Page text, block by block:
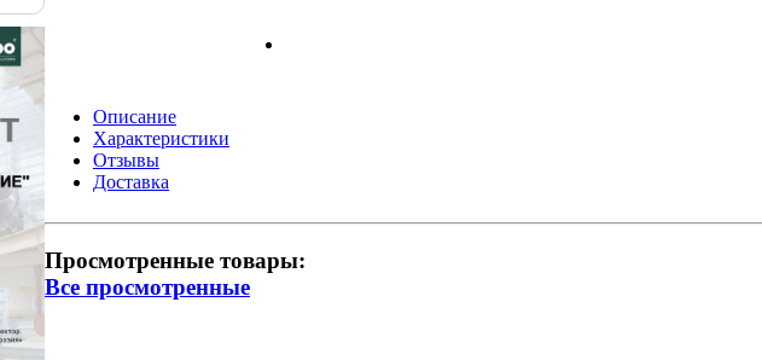
Описание
Характеристики
Отзывы
Доставка
Просмотренные товары:
Все просмотренные